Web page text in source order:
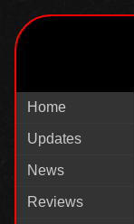
Home
Updates
News
Reviews